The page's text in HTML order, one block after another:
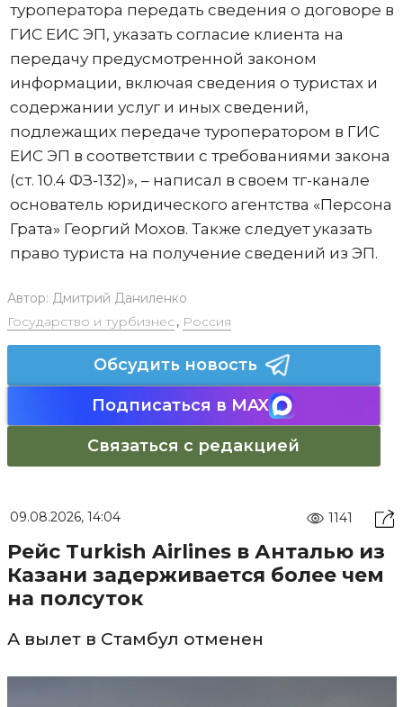
туроператора передать сведения о договоре в
ГИС ЕИС ЭП, указать согласие клиента на
передачу предусмотренной законом
информации, включая сведения о туристах и
содержании услуг и иных сведений,
подлежащих передаче туроператором в ГИС
ЕИС ЭП в соответствии с требованиями закона
(ст. 10.4 ФЗ-132)», – написал в своем тг-канале
основатель юридического агентства «Персона
Грата» Георгий Мохов. Также следует указать
право туриста на получение сведений из ЭП.
Автор: Дмитрий Даниленко
Государство и турбизнес, Россия
Обсудить новость
Подписаться в MAX
Связаться с редакцией
09.08.2026, 14:04 1141
Рейс Turkish Airlines в Анталью из
Казани задерживается более чем
на полсуток
А вылет в Стамбул отменен